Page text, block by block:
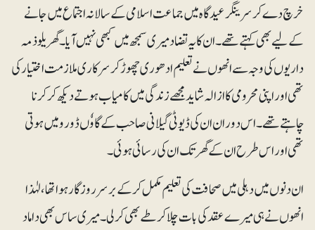
خرچ دے کر سرینگر عید گاہ میں جماعت اسلامی کے سالانہ اجتماع میں جانے
کے لیے بھی کہتے تھے۔ ان کا یہ تضاد میری سمجھ میں کبھی نہیں آیا۔ گھریلو ذمہ
داریوں کی وجہ سے انھوں نے تعلیم ادھوری چھوڑ کر سرکاری ملازمت اختیار کی
تھی اور اپنی محرومی کا ازالہ شاید مجھے زندگی میں کامیاب ہوتے دیکھ کر کرنا
چاہتے تھے۔ اس دوران ان کی ڈیوٹی گیلانی صاحب کے گاوٗں ڈورو میں ہوتی
تھی اور اس طرح ان کے گھر تک ان کی رسائی ہوئی ۔
ان دنوں میں دہلی میں صحافت کی تعلیم مکمل کرکے برسر روزگار ہوا تھا، لہٰذا
انھوں نے ہی میرے عقد کی بات چلاکر طے بھی کر لی۔ میری ساس بھی داماد